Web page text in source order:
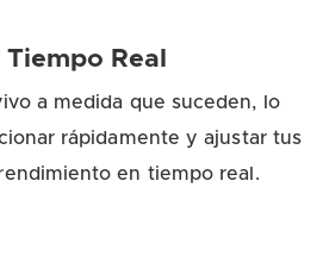
Real
a medida que suceden, lo
rápidamente y ajustar tus
en tiempo real.